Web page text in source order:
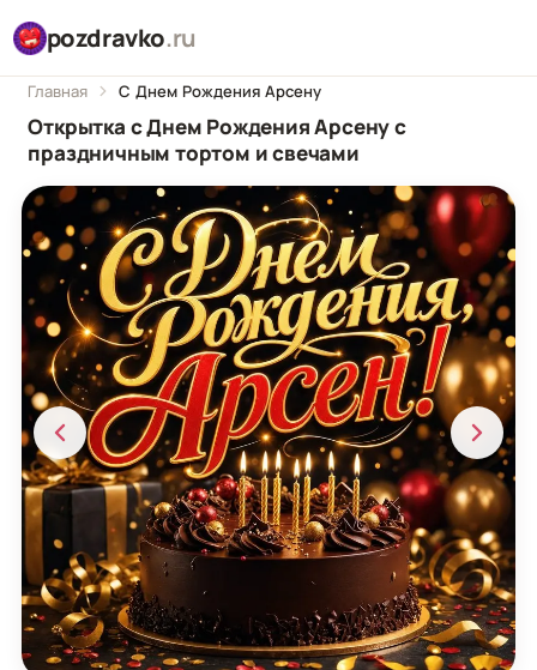
pozdravko.ru
Главная С Днем Рождения Арсену
Открытка с Днем Рождения Арсену с
праздничным тортом и свечами